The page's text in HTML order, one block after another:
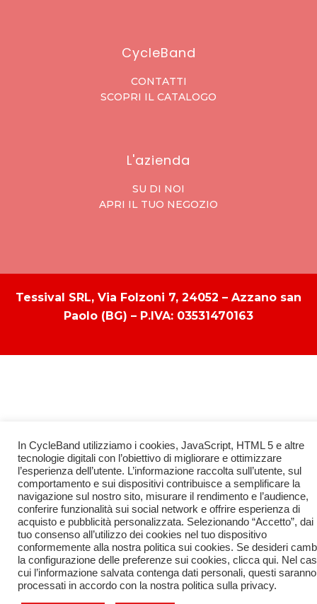
CycleBand
CONTATTI
SCOPRI IL CATALOGO
L'azienda
SU DI NOI
APRI IL TUO NEGOZIO
Tessival SRL, Via Folzoni 7, 24052 – Azzano san
Paolo (BG) – P.IVA: 03531470163
In CycleBand utilizziamo i cookies, JavaScript, HTML 5 e altre
tecnologie digitali con l’obiettivo di migliorare e ottimizzare
l’esperienza dell’utente. L’informazione raccolta sull’utente, sul
comportamento e sui dispositivi contribuisce a semplificare la
navigazione sul nostro sito, misurare il rendimento e l’audience,
conferire funzionalità sui social network e offrire esperienza di
acquisto e pubblicità personalizzata. Selezionando “Accetto”, dai
tuo consenso all’utilizzo dei cookies nel tuo dispositivo
conformemente alla nostra politica sui cookies. Se desideri
la configurazione delle preferenze sui cookies, clicca qui. Nel
cui l’informazione salvata contenga dati personali, questi saranno
processati in accordo con la nostra politica sulla privacy.